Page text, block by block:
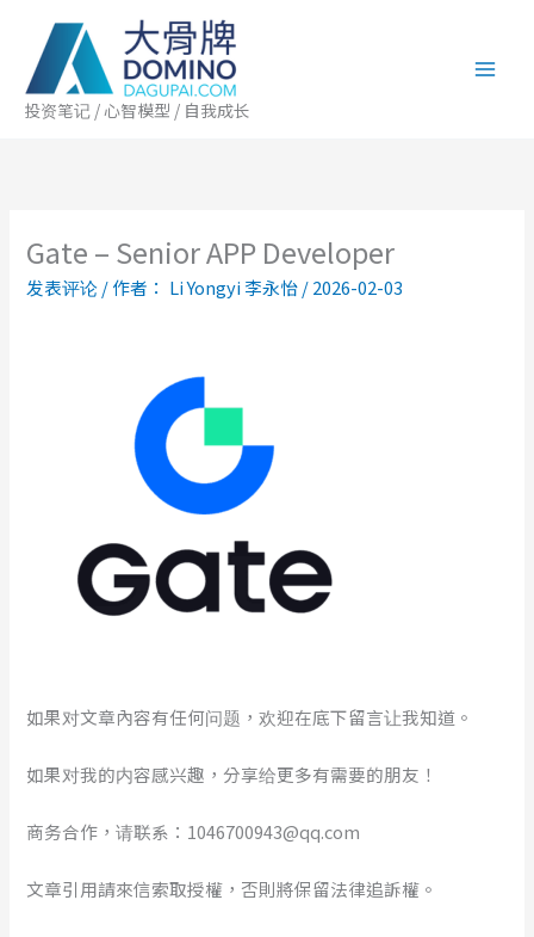
投资笔记 / 心智模型 / 自我成长
Gate – Senior APP Developer
发表评论/ 作者： Li Yongyi 李永怡/2026-02-03
如果对文章內容有任何问题，欢迎在底下留言让我知道。
如果对我的内容感兴趣，分享给更多有需要的朋友！
商务合作，请联系：1046700943@qq.com
文章引用請來信索取授權，否則將保留法律追訴權。